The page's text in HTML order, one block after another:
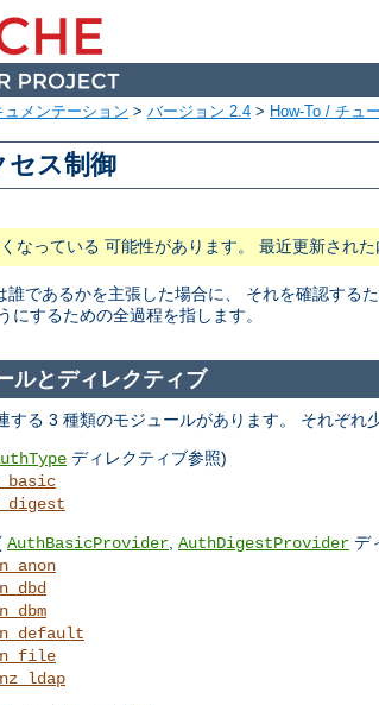
ュメンテーション > バージョン 2.4 > How-To / チュ
セス制御
なっている 可能性があります。 最近更新され
誰であるかを主張した場合に、 それを確認す
にするための全過程を指します。
ルとディレクティブ
する 3 種類のモジュールがあります。 それぞれ
ディレクティブ参照)
AuthBasicProvider AuthDigestProvider デ